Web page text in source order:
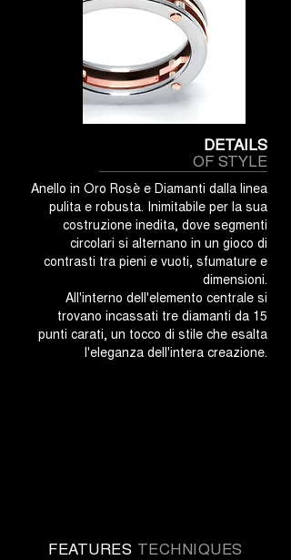
DETAILS
OF STYLE
Anello in Oro Rosè e Diamanti dalla linea
pulita e robusta. Inimitabile per la sua
costruzione inedita, dove segmenti
circolari si alternano in un gioco di
contrasti tra pieni e vuoti, sfumature e
dimensioni.
All'interno dell'elemento centrale si
trovano incassati tre diamanti da 15
punti carati, un tocco di stile che esalta
l'eleganza dell'intera creazione.
FEATURES TECHNIQUES